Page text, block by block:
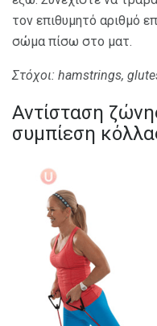
τον επιθυμητό αριθμό
σώμα πίσω στο ματ.
Στόχοι: hamstrings,
Αντίσταση
συμπίεση